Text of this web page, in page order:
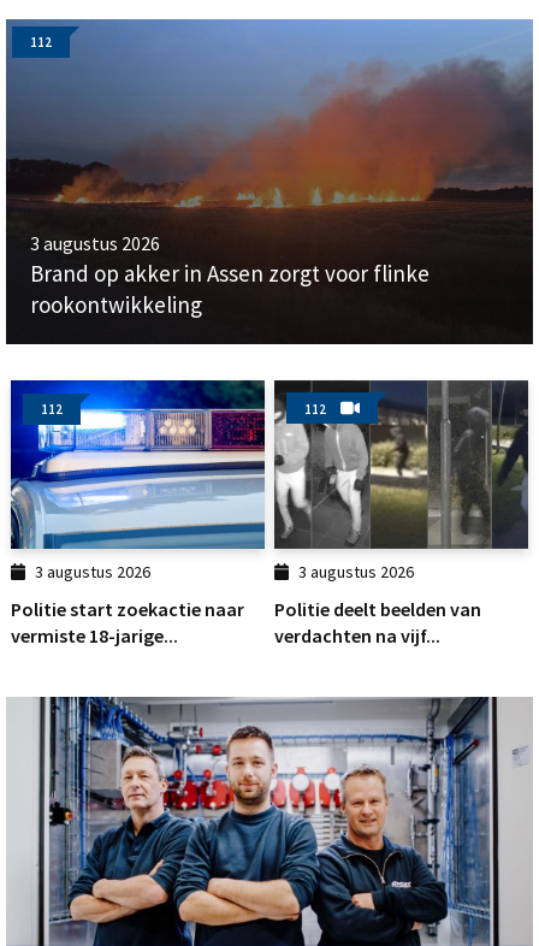
112
3 augustus 2026
Brand op akker in Assen zorgt voor flinke
rookontwikkeling
112
3 augustus 2026
Politie start zoekactie naar
vermiste 18-jarige...
112
3 augustus 2026
Politie deelt beelden van
verdachten na vijf...